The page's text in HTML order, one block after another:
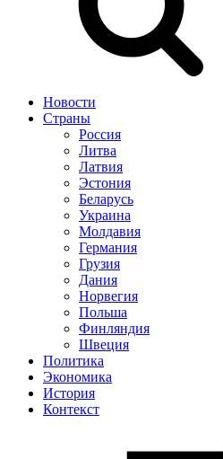
Новости
Страны
Россия
Литва
Латвия
Эстония
Беларусь
Украина
Молдавия
Германия
Грузия
Дания
Норвегия
Польша
Финляндия
Швеция
Политика
Экономика
История
Контекст